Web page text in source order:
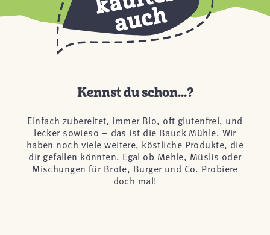
Kennst du schon...?
Einfach zubereitet, immer Bio, oft glutenfrei, und
lecker sowieso – das ist die Bauck Mühle. Wir
haben noch viele weitere, köstliche Produkte, die
dir gefallen könnten. Egal ob Mehle, Müslis oder
Mischungen für Brote, Burger und Co. Probiere
doch mal!